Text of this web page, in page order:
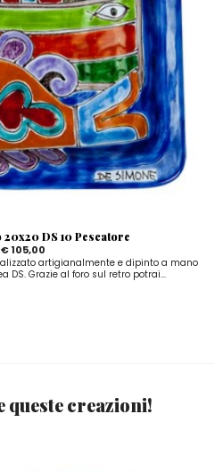
DS 10 Pescatore
€ 105,00
artigianalmente e dipinto a mano
DS. Grazie al foro sul retro potrai...
queste creazioni!